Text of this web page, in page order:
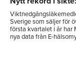
Sverige som säljer för
första kvartalet i år har
nya data från E-